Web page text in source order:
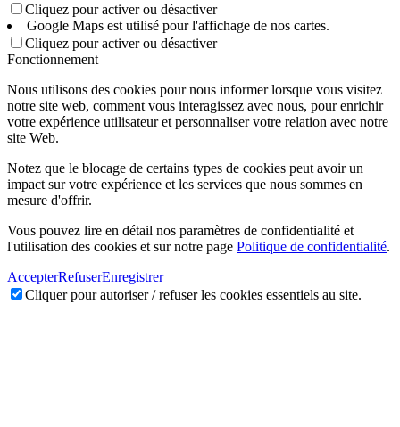
Cliquez pour activer ou désactiver
Google Maps est utilisé pour l'affichage de nos cartes.
Cliquez pour activer ou désactiver
Fonctionnement
Nous utilisons des cookies pour nous informer lorsque vous visitez
notre site web, comment vous interagissez avec nous, pour enrichir
votre expérience utilisateur et personnaliser votre relation avec notre
site Web.
Notez que le blocage de certains types de cookies peut avoir un
impact sur votre expérience et les services que nous sommes en
mesure d'offrir.
Vous pouvez lire en détail nos paramètres de confidentialité et
l'utilisation des cookies et sur notre page Politique de confidentialité.
AccepterRefuserEnregistrer
Cliquer pour autoriser / refuser les cookies essentiels au site.